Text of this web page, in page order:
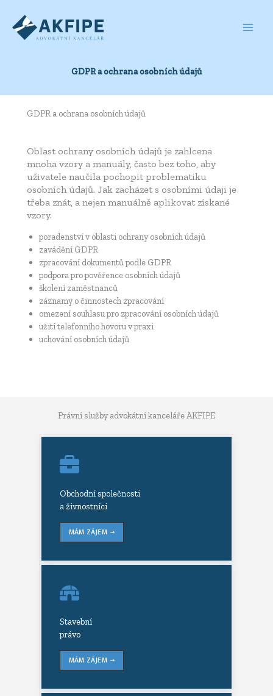
obsah
GDPR a ochrana osobních údajů
GDPR a ochrana osobních údajů
Oblast ochrany osobních údajů je zahlcena
mnoha vzory a manuály, často bez toho, aby
uživatele naučila pochopit problematiku
osobních údajů. Jak zacházet s osobními údaji je
třeba znát, a nejen manuálně aplikovat získané
vzory.
poradenství v oblasti ochrany osobních údajů
zavádění GDPR
zpracování dokumentů podle GDPR
podpora pro pověřence osobních údajů
školení zaměstnanců
záznamy o činnostech zpracování
omezení souhlasu pro zpracování osobních údajů
užití telefonního hovoru v praxi
uchování osobních údajů
Právní služby advokátní kanceláře AKFIPE
Obchodní společnosti
a živnostníci
MÁM ZÁJEM
Stavební
právo
MÁM ZÁJEM